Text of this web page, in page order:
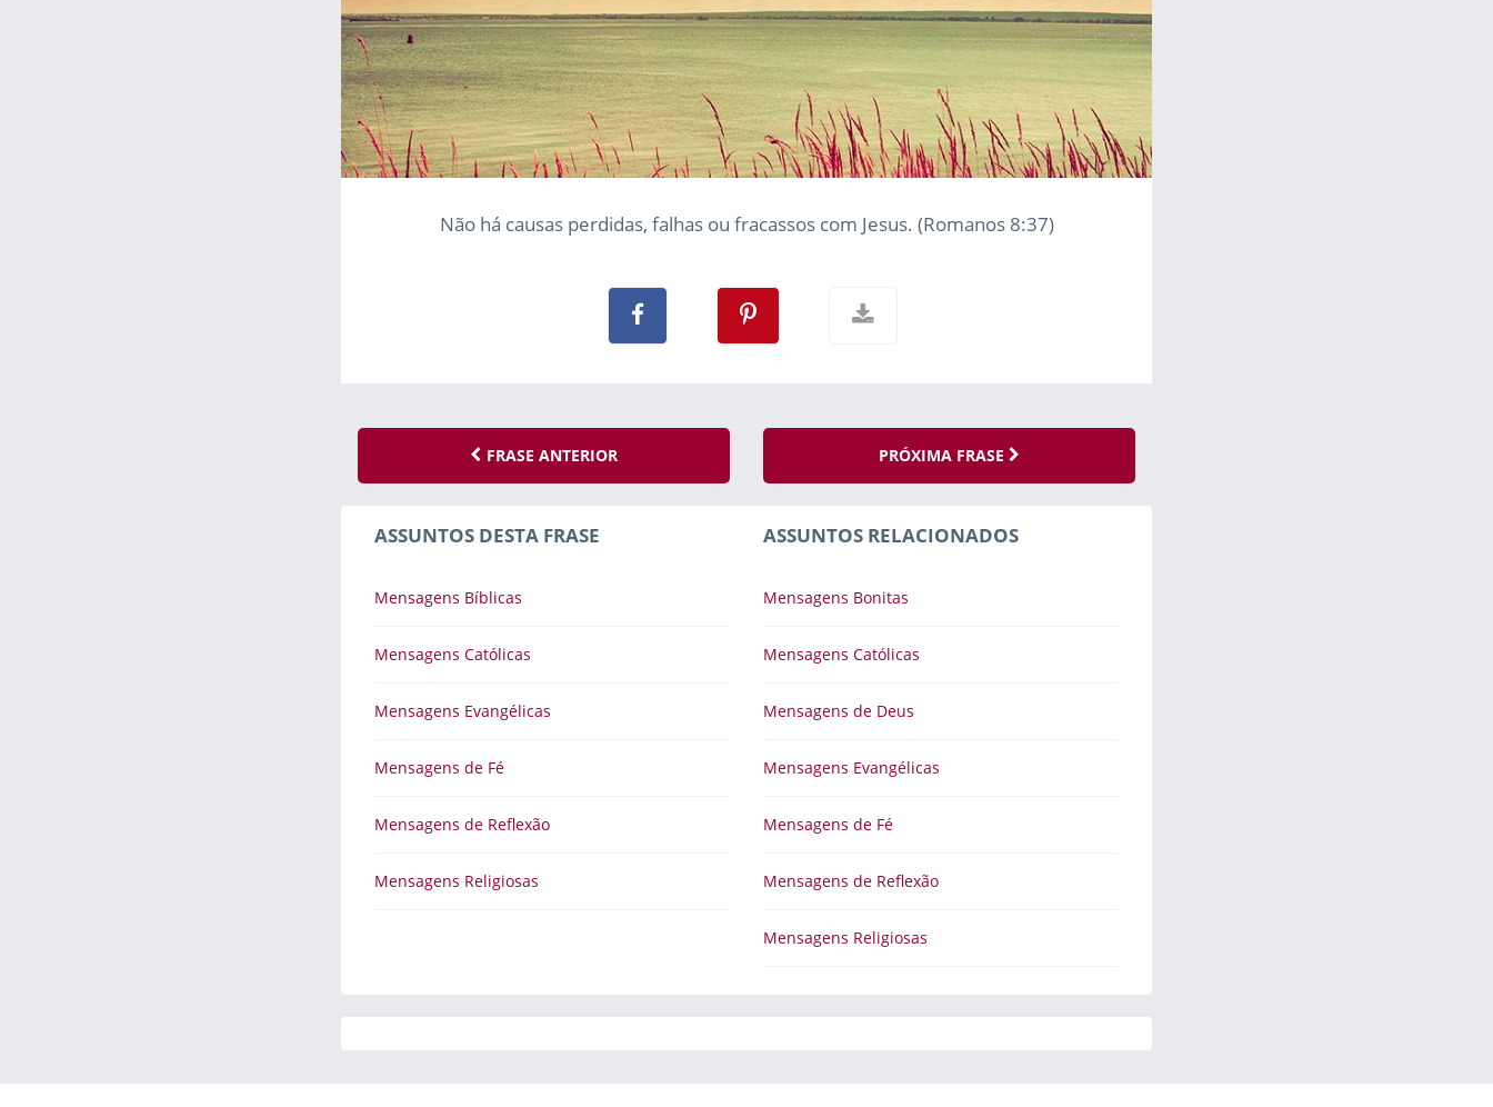
Não há causas perdidas, falhas ou fracassos com Jesus. (Romanos 8:37)
FRASE ANTERIOR PRÓXIMA FRASE
ASSUNTOS DESTA FRASE
Mensagens Bíblicas
Mensagens Católicas
Mensagens Evangélicas
Mensagens de Fé
Mensagens de Reflexão
Mensagens Religiosas
ASSUNTOS RELACIONADOS
Mensagens Bonitas
Mensagens Católicas
Mensagens de Deus
Mensagens Evangélicas
Mensagens de Fé
Mensagens de Reflexão
Mensagens Religiosas